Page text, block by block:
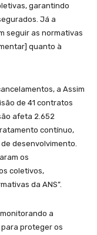
garantindo
Já a
seguir as normativas
quanto à
a Assim
de 41 contratos
afeta 2.652
contínuo,
desenvolvimento.
os
coletivos,
da ANS”.
a
proteger os